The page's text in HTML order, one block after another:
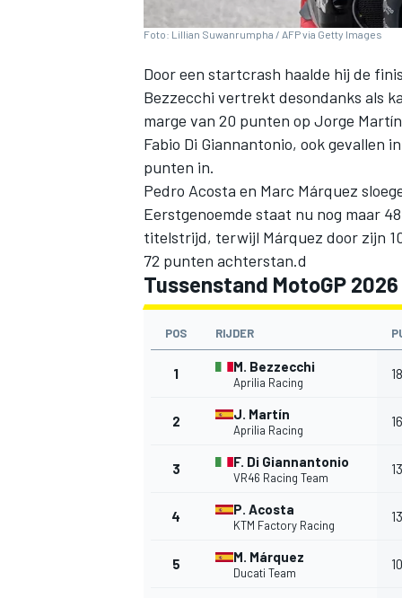
Foto: Lillian Suwanrumpha / AFP via Getty Images
Door een startcrash haalde hij de
Bezzecchi vertrekt desondanks als
marge van 20 punten op Jorge Martín
Fabio Di Giannantonio, ook gevallen
punten in.
Pedro Acosta en Marc Márquez
Eerstgenoemde staat nu nog maar
titelstrijd, terwijl Márquez door zijn
72 punten achterstan.d
Tussenstand MotoGP
POS RIJDER
1 M. Bezzecchi
Aprilia Racing
2 J. Martín
Aprilia Racing
3 F. Di Giannantonio
VR46 Racing Team
4 P. Acosta
KTM Factory Racing
5 M. Márquez
Ducati Team